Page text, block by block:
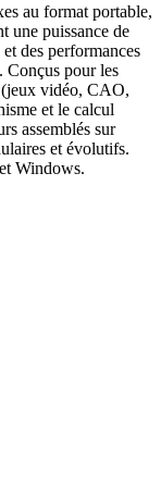
au format portable,
une puissance de
des performances
Conçus pour les
vidéo, CAO,
et le calcul
assemblés sur
et évolutifs.
Windows.